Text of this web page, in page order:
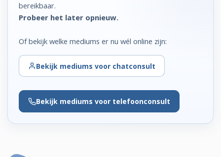
bereikbaar.
Probeer het later opnieuw.
Of bekijk welke mediums er nu wél online zijn:
Bekijk mediums voor chatconsult
Bekijk mediums voor telefoonconsult